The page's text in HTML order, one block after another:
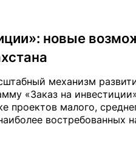
новые
механизм
«Заказ на
проектов малого,